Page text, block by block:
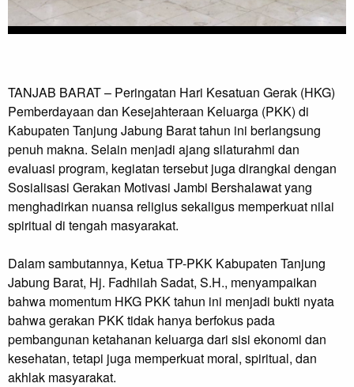
TANJAB BARAT – Peringatan Hari Kesatuan Gerak (HKG)
Pemberdayaan dan Kesejahteraan Keluarga (PKK) di
Kabupaten Tanjung Jabung Barat tahun ini berlangsung
penuh makna. Selain menjadi ajang silaturahmi dan
evaluasi program, kegiatan tersebut juga dirangkai dengan
Sosialisasi Gerakan Motivasi Jambi Bershalawat yang
menghadirkan nuansa religius sekaligus memperkuat nilai
spiritual di tengah masyarakat.
Dalam sambutannya, Ketua TP-PKK Kabupaten Tanjung
Jabung Barat, Hj. Fadhilah Sadat, S.H., menyampaikan
bahwa momentum HKG PKK tahun ini menjadi bukti nyata
bahwa gerakan PKK tidak hanya berfokus pada
pembangunan ketahanan keluarga dari sisi ekonomi dan
kesehatan, tetapi juga memperkuat moral, spiritual, dan
akhlak masyarakat.